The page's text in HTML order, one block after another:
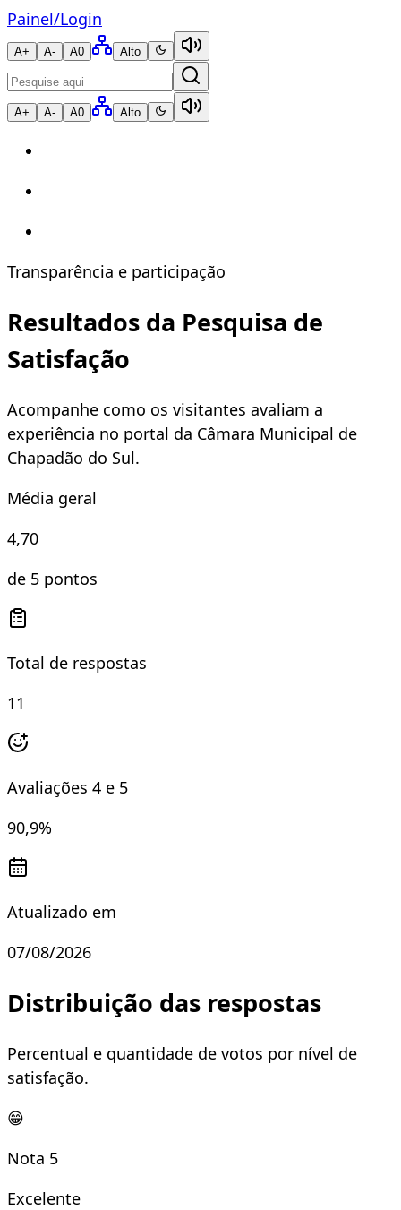
Painel/Login
A+ A- A0 Alto
A+ A- A0 Alto
Transparência e participação
Resultados da Pesquisa de
Satisfação
Acompanhe como os visitantes avaliam a
experiência no portal da Câmara Municipal de
Chapadão do Sul.
Média geral
4,70
de 5 pontos
Total de respostas
11
Avaliações 4 e 5
90,9%
Atualizado em
07/08/2026
Distribuição das respostas
Percentual e quantidade de votos por nível de
satisfação.
😁
Nota 5
Excelente